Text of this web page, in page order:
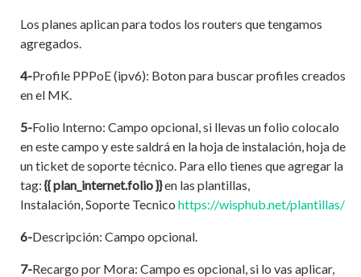
Los planes aplican para todos los routers que tengamos
agregados.
4-Profile PPPoE (ipv6): Boton para buscar profiles creados
en el MK.
5-Folio Interno: Campo opcional, si llevas un folio colocalo
en este campo y este saldrá en la hoja de instalación, hoja de
un ticket de soporte técnico. Para ello tienes que agregar la
tag: {{ plan_internet.folio }}en las plantillas,
Instalación, Soporte Tecnico https://wisphub.net/plantillas/
6-Descripción: Campo opcional.
7-Recargo por Mora: Campo es opcional, si lo vas aplicar,